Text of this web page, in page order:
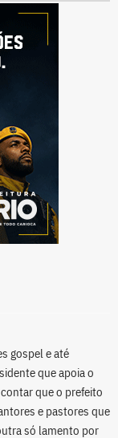
gospel e até
que apoia o
que o prefeito
e pastores que
só lamento por